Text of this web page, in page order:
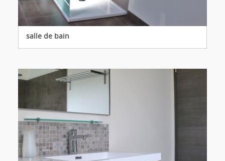
salle de bain